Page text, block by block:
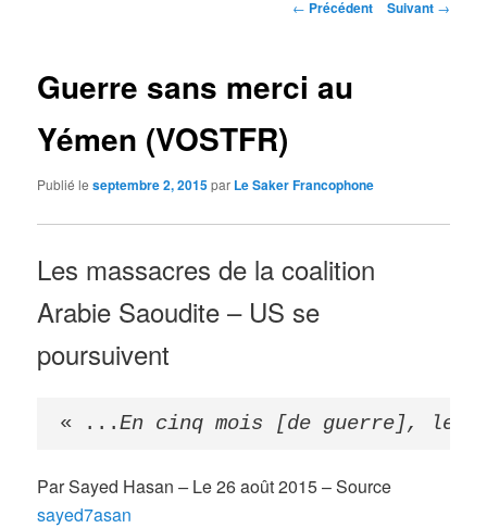
Navigation
← Précédent Suivant →
Guerre sans merci au
Yémen (VOSTFR)
Publié leseptembre 2, 2015par Le Saker Francophone
Les massacres de la coalition
Arabie Saoudite – US se
poursuivent
« ...En cinq mois [de guerre], le
Par Sayed Hasan –Le 26 août 2015 – Source
sayed7asan